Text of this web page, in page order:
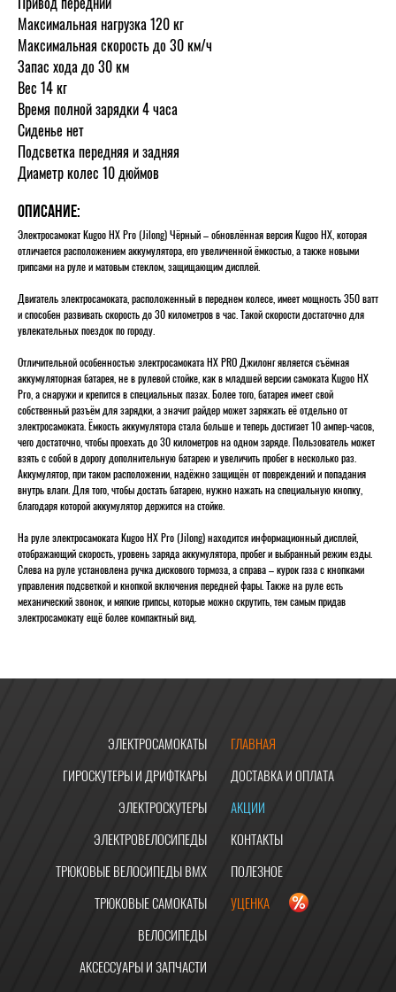
Максимальная нагрузка 120 кг
Максимальная скорость до 30 км/ч
Запас хода до 30 км
Вес 14 кг
Время полной зарядки 4 часа
Сиденье нет
Подсветка передняя и задняя
Диаметр колес 10 дюймов
Описание:
Электросамокат Kugoo HX Pro (Jilong) Чёрный – обновлённая версия Kugoo HX, которая
отличается расположением аккумулятора, его увеличенной ёмкостью, а также новыми
грипсами на руле и матовым стеклом, защищающим дисплей.
Двигатель электросамоката, расположенный в переднем колесе, имеет мощность 350 ватт
и способен развивать скорость до 30 километров в час. Такой скорости достаточно для
увлекательных поездок по городу.
Отличительной особенностью электросамоката HX PRO Джилонг является съёмная
аккумуляторная батарея, не в рулевой стойке, как в младшей версии самоката Kugoo HX
Pro, а снаружи и крепится в специальных пазах. Более того, батарея имеет свой
собственный разъём для зарядки, а значит райдер может заряжать её отдельно от
электросамоката. Ёмкость аккумулятора стала больше и теперь достигает 10 ампер-часов,
чего достаточно, чтобы проехать до 30 километров на одном заряде. Пользователь может
взять с собой в дорогу дополнительную батарею и увеличить пробег в несколько раз.
Аккумулятор, при таком расположении, надёжно защищён от повреждений и попадания
внутрь влаги. Для того, чтобы достать батарею, нужно нажать на специальную кнопку,
благодаря которой аккумулятор держится на стойке.
На руле электросамоката Kugoo HX Pro (Jilong) находится информационный дисплей,
отображающий скорость, уровень заряда аккумулятора, пробег и выбранный режим езды.
Слева на руле установлена ручка дискового тормоза, а справа – курок газа с кнопками
управления подсветкой и кнопкой включения передней фары. Также на руле есть
механический звонок, и мягкие грипсы, которые можно скрутить, тем самым придав
электросамокату ещё более компактный вид.
ЭЛЕКТРОСАМОКАТЫ
ГИРОСКУТЕРЫ И ДРИФТКАРЫ
ЭЛЕКТРОСКУТЕРЫ
ЭЛЕКТРОВЕЛОСИПЕДЫ
ТРЮКОВЫЕ ВЕЛОСИПЕДЫ BMX
АКСЕССУАРЫ И ЗАПЧАСТИ
ГЛАВНАЯ
ДОСТАВКА И ОПЛАТА
АКЦИИ
КОНТАКТЫ
ПОЛЕЗНОЕ
УЦЕНКА
ТРЮКОВЫЕ САМОКАТЫ
ВЕЛОСИПЕДЫ